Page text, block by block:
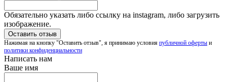
Обязательно указать либо ссылку на instagram, либо загрузить
изображение.
Нажимая на кнопку "Оставить отзыв", я принимаю условия публичной оферты и
политики конфиденциальности
Написать нам
Ваше имя